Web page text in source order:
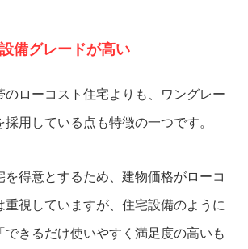
備グレードが高い
のローコスト住宅よりも、ワングレー
採用している点も特徴の一つです。
を得意とするため、建物価格がローコ
重視していますが、住宅設備のように
できるだけ使いやすく満足度の高いも